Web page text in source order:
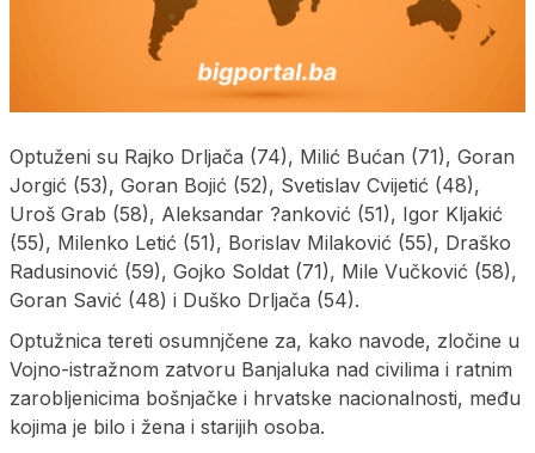
Optuženi su Rajko Drljača (74), Milić Bućan (71), Goran
Jorgić (53), Goran Bojić (52), Svetislav Cvijetić (48),
Uroš Grab (58), Aleksandar ?anković (51), Igor Kljakić
(55), Milenko Letić (51), Borislav Milaković (55), Draško
Radusinović (59), Gojko Soldat (71), Mile Vučković (58),
Goran Savić (48) i Duško Drljača (54).
Optužnica tereti osumnjčene za, kako navode, zločine u
Vojno-istražnom zatvoru Banjaluka nad civilima i ratnim
zarobljenicima bošnjačke i hrvatske nacionalnosti, među
kojima je bilo i žena i starijih osoba.